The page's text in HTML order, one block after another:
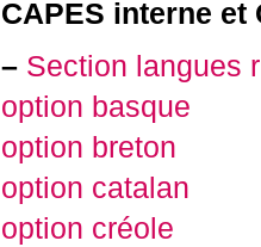
CAPES interne et
– Section langues
option basque
option breton
option catalan
option créole